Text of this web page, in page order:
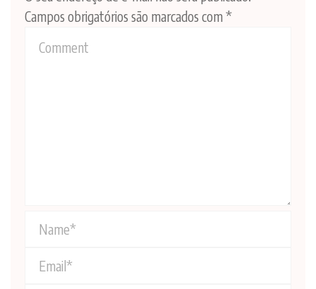
Campos obrigatórios são marcados com *